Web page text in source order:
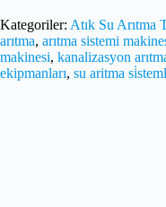
Kategoriler: Atık Su Arıtma
arıtma, arıtma sistemi
makinesi, kanalizasyon
ekipmanları, su aritma